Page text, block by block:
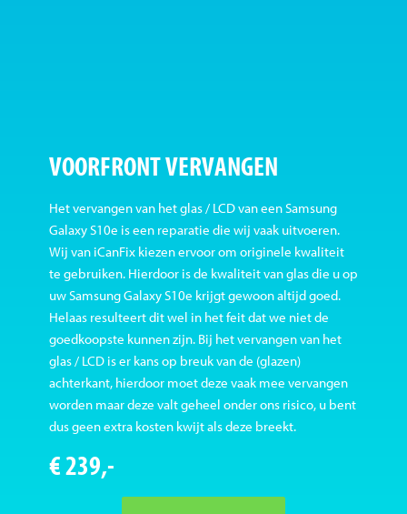
VOORFRONT VERVANGEN
Het vervangen van het glas / LCD van een Samsung
Galaxy S10e is een reparatie die wij vaak uitvoeren.
Wij van iCanFix kiezen ervoor om originele kwaliteit
te gebruiken. Hierdoor is de kwaliteit van glas die u op
uw Samsung Galaxy S10e krijgt gewoon altijd goed.
Helaas resulteert dit wel in het feit dat we niet de
goedkoopste kunnen zijn. Bij het vervangen van het
glas / LCD is er kans op breuk van de (glazen)
achterkant, hierdoor moet deze vaak mee vervangen
worden maar deze valt geheel onder ons risico, u bent
dus geen extra kosten kwijt als deze breekt.
€ 239,-